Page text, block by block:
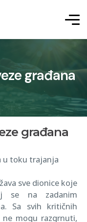
građana
građana
u toku trajanja
sve dionice koje
se na zadanim
Sa svih kritičnih
mogu razgrnuti,